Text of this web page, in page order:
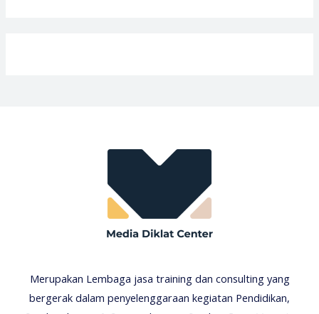
Merupakan Lembaga jasa training dan consulting yang
bergerak dalam penyelenggaraan kegiatan Pendidikan,